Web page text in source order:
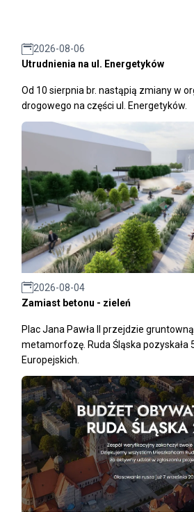
2026-08-06
Utrudnienia na ul. Energetyków
Od 10 sierpnia br. nastąpią zmiany w
drogowego na części ul. Energetyków.
2026-08-04
Zamiast betonu - zieleń
Plac Jana Pawła II przejdzie
metamorfozę. Ruda Śląska pozyskała
Europejskich.